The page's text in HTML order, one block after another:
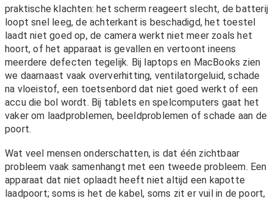
praktische klachten: het scherm reageert slecht, de batterij
loopt snel leeg, de achterkant is beschadigd, het toestel
laadt niet goed op, de camera werkt niet meer zoals het
hoort, of het apparaat is gevallen en vertoont ineens
meerdere defecten tegelijk. Bij laptops en MacBooks zien
we daarnaast vaak oververhitting, ventilatorgeluid, schade
na vloeistof, een toetsenbord dat niet goed werkt of een
accu die bol wordt. Bij tablets en spelcomputers gaat het
vaker om laadproblemen, beeldproblemen of schade aan de
poort.
Wat veel mensen onderschatten, is dat één zichtbaar
probleem vaak samenhangt met een tweede probleem. Een
apparaat dat niet oplaadt heeft niet altijd een kapotte
laadpoort; soms is het de kabel, soms zit er vuil in de poort,